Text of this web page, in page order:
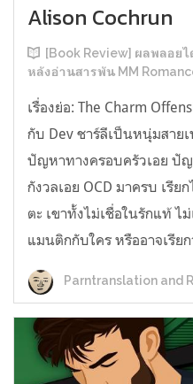
Alison Cochrun
[Book Review] ผลพลอย
หลังอ่านสารพัน MM
เรื่องย่อ: The Charm
กับ Dev ชาร์ลีเป็นหนุ่มสาย
ปัญหาทางครอบครัวเอย ปัญ
กังวลเอย OCD มาครบ เรี
ตะ เขาทั้งไม่เชื่อในรักแท้ ไ
แมนติกกับใคร หรืออาจเรียก
Parntranslation and